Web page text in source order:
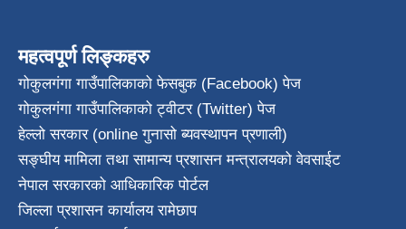
महत्वपूर्ण लिङ्कहरु
गोकुलगंगा गाउँपालिकाको फेसबुक (Facebook) पेज
गोकुलगंगा गाउँपालिकाको ट्वीटर (Twitter) पेज
हेल्लो सरकार (online गुनासो ब्यवस्थापन प्रणाली)
सङ्घीय मामिला तथा सामान्य प्रशासन मन्त्रालयको वेवसाईट
नेपाल सरकारको आधिकारिक पोर्टल
जिल्ला प्रशासन कार्यालय रामेछाप